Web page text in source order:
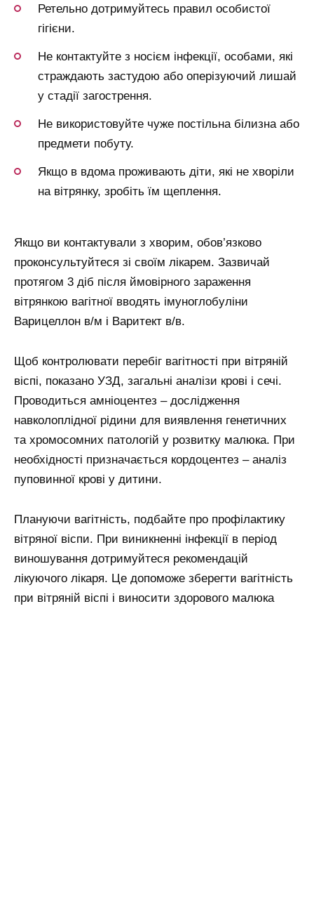
Ретельно дотримуйтесь правил особистої
гігієни.
Не контактуйте з носієм інфекції, особами, які
страждають застудою або оперізуючий лишай
у стадії загострення.
Не використовуйте чуже постільна білизна або
предмети побуту.
Якщо в вдома проживають діти, які не хворіли
на вітрянку, зробіть їм щеплення.
Якщо ви контактували з хворим, обов’язково
проконсультуйтеся зі своїм лікарем. Зазвичай
протягом 3 діб після ймовірного зараження
вітрянкою вагітної вводять імуноглобуліни
Варицеллон в/м і Варитект в/в.
Щоб контролювати перебіг вагітності при вітряній
віспі, показано УЗД, загальні аналізи крові і сечі.
Проводиться амніоцентез – дослідження
навколоплідної рідини для виявлення генетичних
та хромосомних патологій у розвитку малюка. При
необхідності призначається кордоцентез – аналіз
пуповинної крові у дитини.
Плануючи вагітність, подбайте про профілактику
вітряної віспи. При виникненні інфекції в період
виношування дотримуйтеся рекомендацій
лікуючого лікаря. Це допоможе зберегти вагітність
при вітряній віспі і виносити здорового малюка